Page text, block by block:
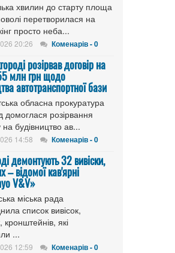
хвилин до старту площа
перетворилася на
просто неба...
20:26 Коменарів - 0
розірвав договір на
млн грн щодо
автотранспортної бази
обласна прокуратура
домоглася розірвання
будівництво ав...
14:58 Коменарів - 0
демонтують 32 вивіски,
– відомої кав'ярні
V&V»
міська рада
список вивісок,
кронштейнів, які
...
12:59 Коменарів - 0